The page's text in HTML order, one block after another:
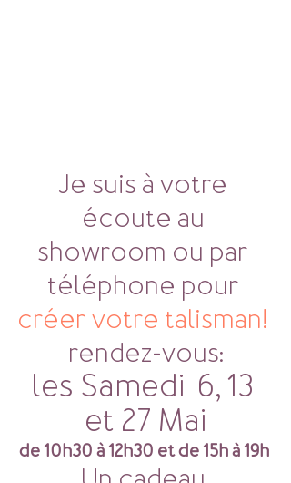
Je suis à votre
écoute au
showroom ou par
téléphone pour
créer votre talisman!
rendez-vous:
les Samedi  6, 13
et 27 Mai
de 10h30 à 12h30 et de 15h à 19h